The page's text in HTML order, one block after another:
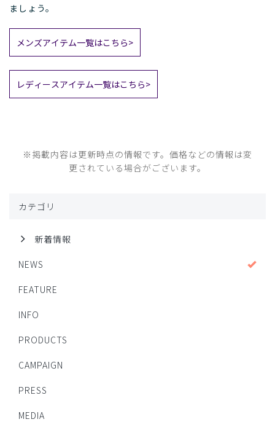
ましょう。
メンズアイテム一覧はこちら>
レディースアイテム一覧はこちら>
※掲載内容は更新時点の情報です。価格などの情報は変
更されている場合がございます。
カテゴリ
新着情報
NEWS
FEATURE
INFO
PRODUCTS
CAMPAIGN
PRESS
MEDIA